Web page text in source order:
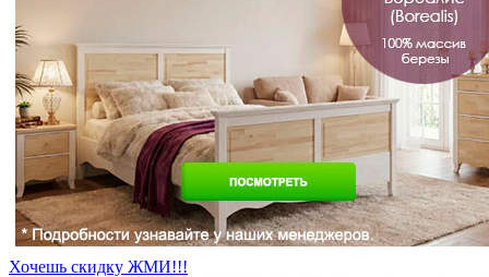
Хочешь скидку ЖМИ!!!